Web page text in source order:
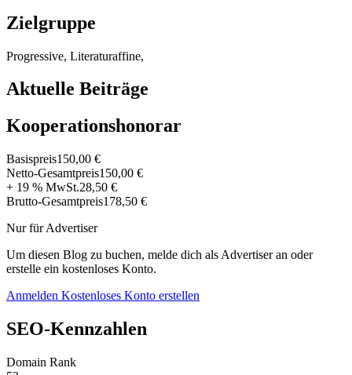
Zielgruppe
Progressive, Literaturaffine,
Aktuelle Beiträge
Kooperationshonorar
Basispreis150,00 €
Netto-Gesamtpreis150,00 €
+ 19 % MwSt.28,50 €
Brutto-Gesamtpreis178,50 €
Nur für Advertiser
Um diesen Blog zu buchen, melde dich als Advertiser an oder
erstelle ein kostenloses Konto.
Anmelden Kostenloses Konto erstellen
SEO-Kennzahlen
Domain Rank